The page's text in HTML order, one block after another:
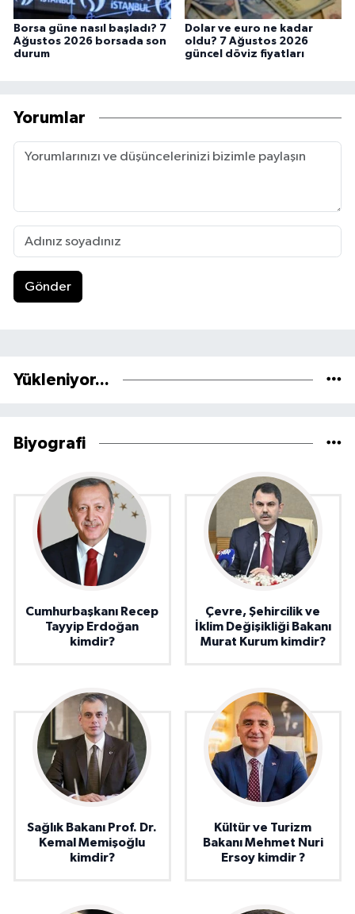
Borsa güne nasıl başladı? 7
Ağustos 2026 borsada son
durum
Dolar ve euro ne kadar
oldu? 7 Ağustos 2026
güncel döviz fiyatları
Yorumlar
Gönder
Yükleniyor...
Biyografi
Cumhurbaşkanı Recep
Tayyip Erdoğan
kimdir?
Çevre, Şehircilik ve
İklim Değişikliği Bakanı
Murat Kurum kimdir?
Sağlık Bakanı Prof. Dr.
Kemal Memişoğlu
kimdir?
Kültür ve Turizm
Bakanı Mehmet Nuri
Ersoy kimdir ?